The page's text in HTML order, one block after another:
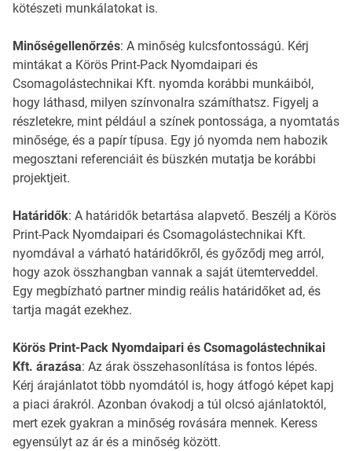
kötészeti munkálatokat is.
Minőségellenőrzés: A minőség kulcsfontosságú. Kérj
mintákat a Körös Print-Pack Nyomdaipari és
Csomagolástechnikai Kft. nyomda korábbi munkáiból,
hogy láthasd, milyen színvonalra számíthatsz. Figyelj a
részletekre, mint például a színek pontossága, a nyomtatás
minősége, és a papír típusa. Egy jó nyomda nem habozik
megosztani referenciáit és büszkén mutatja be korábbi
projektjeit.
Határidők: A határidők betartása alapvető. Beszélj a Körös
Print-Pack Nyomdaipari és Csomagolástechnikai Kft.
nyomdával a várható határidőkről, és győződj meg arról,
hogy azok összhangban vannak a saját ütemterveddel.
Egy megbízható partner mindig reális határidőket ad, és
tartja magát ezekhez.
Körös Print-Pack Nyomdaipari és Csomagolástechnikai
Kft. árazása: Az árak összehasonlítása is fontos lépés.
Kérj árajánlatot több nyomdától is, hogy átfogó képet kapj
a piaci árakról. Azonban óvakodj a túl olcsó ajánlatoktól,
mert ezek gyakran a minőség rovására mennek. Keress
egyensúlyt az ár és a minőség között.